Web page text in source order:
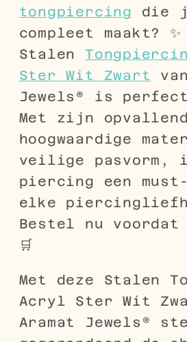
tongpiercing die
compleet maakt? ✨
Stalen
Ster Wit Zwart
Jewels® is
Met zijn
hoogwaardige
veilige pasvorm,
piercing een
elke
Bestel nu
🛒
Met deze Stalen
Acryl Ster Wit
Aramat Jewels®